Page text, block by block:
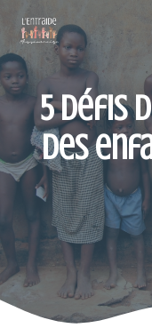
contenu
5 Défis
des